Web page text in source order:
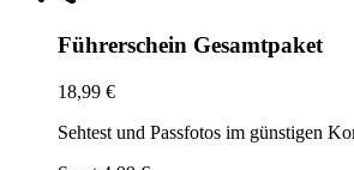
Führerschein Gesamtpaket
18,99 €
Sehtest und Passfotos im günstigen